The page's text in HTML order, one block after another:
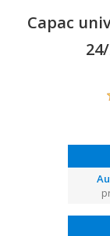
Capac